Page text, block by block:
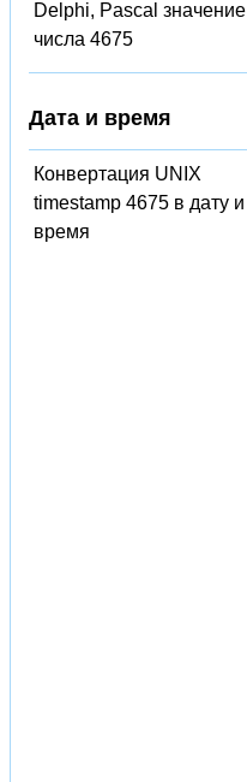
Delphi, Pascal значение
числа 4675
Дата и время
Конвертация UNIX
timestamp 4675 в дату и
время